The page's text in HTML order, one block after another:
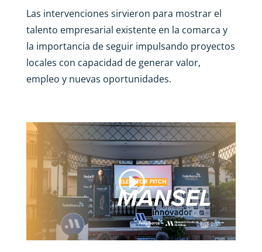
Las intervenciones sirvieron para mostrar el
talento empresarial existente en la comarca y
la importancia de seguir impulsando proyectos
locales con capacidad de generar valor,
empleo y nuevas oportunidades.